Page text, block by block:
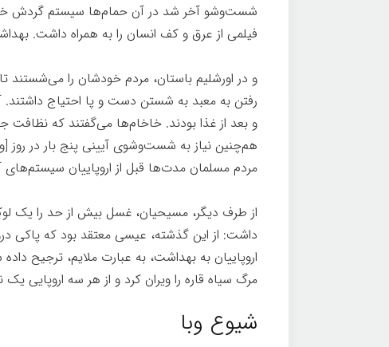
شست‌وشو آخر شد در آن حمام‌ها سیستم گردش خون
فیلمی از عرق و کف انسان را به همراه داشت.
و در اورشلیم باستان، مردم خودشان را می‌شستند
رفتن به معبد به شستن دست و پا احتیاج
و بعد از غذا بودند. خاخام‌ها می‌گفتند که
هم‌چنین نیاز به شست‌وشوی آیینی پنج بار در روز
مردم مسلمان مدت‌ها قبل از اروپاییان
از طرف دیگر، مسیحیان، غسل بیش از حد را یک
داشت: از این گذشته، عیسی معتقد بود که پاکی
مرگ سیاه قاره را ویران کرد و از هر سه اروپایی
شیوع وبا